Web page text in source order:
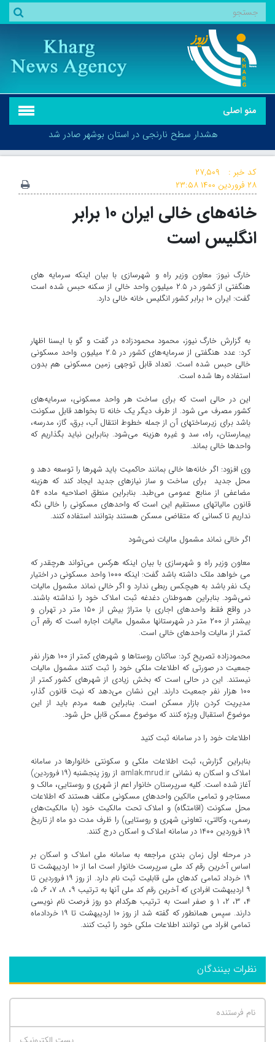
منو اصلی
هشدار سطح نارنجی در استان بوشهر صادر شد
هشدار سطح نارنجی در استان بوشهر صادر شد
کد خبر :
۲۷,۵۰۹
۲۸ فروردین ۱۴۰۰
۲۳:۵۸
خانه‌های خالی ایران ۱۰ برابر
انگلیس است
خارگ نیوز: معاون وزیر راه و شهرسازی با بیان اینکه سرمایه های
هنگفتی از کشور در ۲.۵ میلیون واحد خالی از سکنه حبس شده است
گفت: ایران ۱۰ برابر کشور انگلیس خانه خالی دارد.
به گزارش خارگ نیوز، محمود محمودزاده در گفت و گو با ایسنا اظهار
کرد: عدد هنگفتی از سرمایه‌های کشور در ۲.۵ میلیون واحد مسکونی
خالی حبس شده است. تعداد قابل توجهی زمین مسکونی هم بدون
استفاده رها شده است.
این در حالی است که برای ساخت هر واحد مسکونی، سرمایه‌های
کشور مصرف می شود. از طرف دیگر یک خانه تا بخواهد قابل سکونت
باشد برای زیرساختهای آن از جمله خطوط انتقال آب، برق، گاز، مدرسه،
بیمارستان، راه، سد و غیره هزینه می‌شود. بنابراین نباید بگذاریم که
واحدها خالی بماند.
وی افزود: اگر خانه‌ها خالی بمانند حاکمیت باید شهرها را توسعه دهد و
محل جدید برای ساخت و ساز نیازهای جدید ایجاد کند که هزینه
مضاعفی از منابع عمومی می‌طبد. بنابراین منطق اصلاحیه ماده ۵۴
قانون مالیاتهای مستقیم این است که واحدهای مسکونی را خالی نگه
نداریم تا کسانی که متقاضی مسکن هستند بتوانند استفاده کنند.
اگر خالی نماند مشمول مالیات نمی‌شود
معاون وزیر راه و شهرسازی با بیان اینکه هرکس می‌تواند هرچقدر که
می خواهد ملک داشته باشد گفت: اینکه ۱۰۰۰ واحد مسکونی در اختیار
یک نفر باشد به هیچکس ربطی ندارد و اگر خالی نماند مشمول مالیات
نمی‌شود. بنابراین هموطنان دغدغه ثبت املاک خود را نداشته باشند.
در واقع فقط واحدهای اجاری با متراژ بیش از ۱۵۰ متر در تهران و
بیشتر از ۲۰۰ متر در شهرستانها مشمول مالیات اجاره است که رقم آن
کمتر از مالیات واحدهای خالی است.
محمودزاده تصریح کرد: ساکنان روستاها و شهرهای کمتر از ۱۰۰ هزار نفر
جمعیت در صورتی که اطلاعات ملکی خود را ثبت کنند مشمول مالیات
نیستند. این در حالی است که بخش زیادی از شهرهای کشور کمتر از
۱۰۰ هزار نفر جمعیت دارند. این نشان می‌دهد که نیت قانون گذار،
مدیریت کردن بازار مسکن است. بنابراین همه مردم باید از این
موضوع استقبال ویژه کنند که موضوع مسکن قابل حل شود.
اطلاعات خود را در سامانه ثبت کنید
بنابراین گزارش، ثبت اطلاعات ملکی و سکونتی خانوارها در سامانه
املاک و اسکان به نشانی amlak.mrud.ir از روز پنجشنبه (۱۹ فروردین)
آغاز شده است. کلیه سرپرستان خانوار اعم از شهری و روستایی، مالک و
مستاجر و تمامی مالکین واحدهای مسکونی مکلف هستند که اطلاعات
محل سکونت (اقامتگاه) و املاک تحت مالکیت خود (با مالکیت‌های
رسمی، وکالتی، تعاونی شهری و روستایی) را ظرف مدت دو ماه از تاریخ
۱۹ فروردین ۱۴۰۰ در سامانه املاک و اسکان درج کنند.
در مرحله اول زمان بندی مراجعه به سامانه ملی املاک و اسکان بر
اساس آخرین رقم کد ملی سرپرست خانوار است اما از ۱۰ اردیبهشت تا
۱۹ خرداد تمامی کدهای ملی قابلیت ثبت نام دارد. از روز ۱۹ فروردین تا
۹ اردیبهشت افرادی که آخرین رقم کد ملی آنها به ترتیب ۹، ۸، ۷، ۶، ۵،
۴، ۳، ۲، ۱ و صفر است به ترتیب هرکدام دو روز فرصت نام نویسی
دارند. سپس همانطور که گفته شد از روز ۱۰ اردیبهشت تا ۱۹ خردادماه
تمامی افراد می توانند اطلاعات ملکی خود را ثبت کنند.
نظرات بینندگان